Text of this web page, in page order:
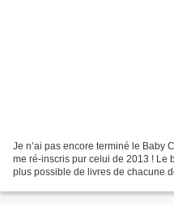
Je n’ai pas encore terminé le Baby
me ré-inscris pur celui de 2013 ! Le
plus possible de livres de chacune